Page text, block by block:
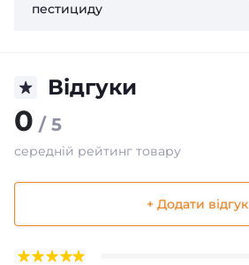
пестициду
Відгуки
0 / 5
середній рейтинг товару
+ Додати відгук